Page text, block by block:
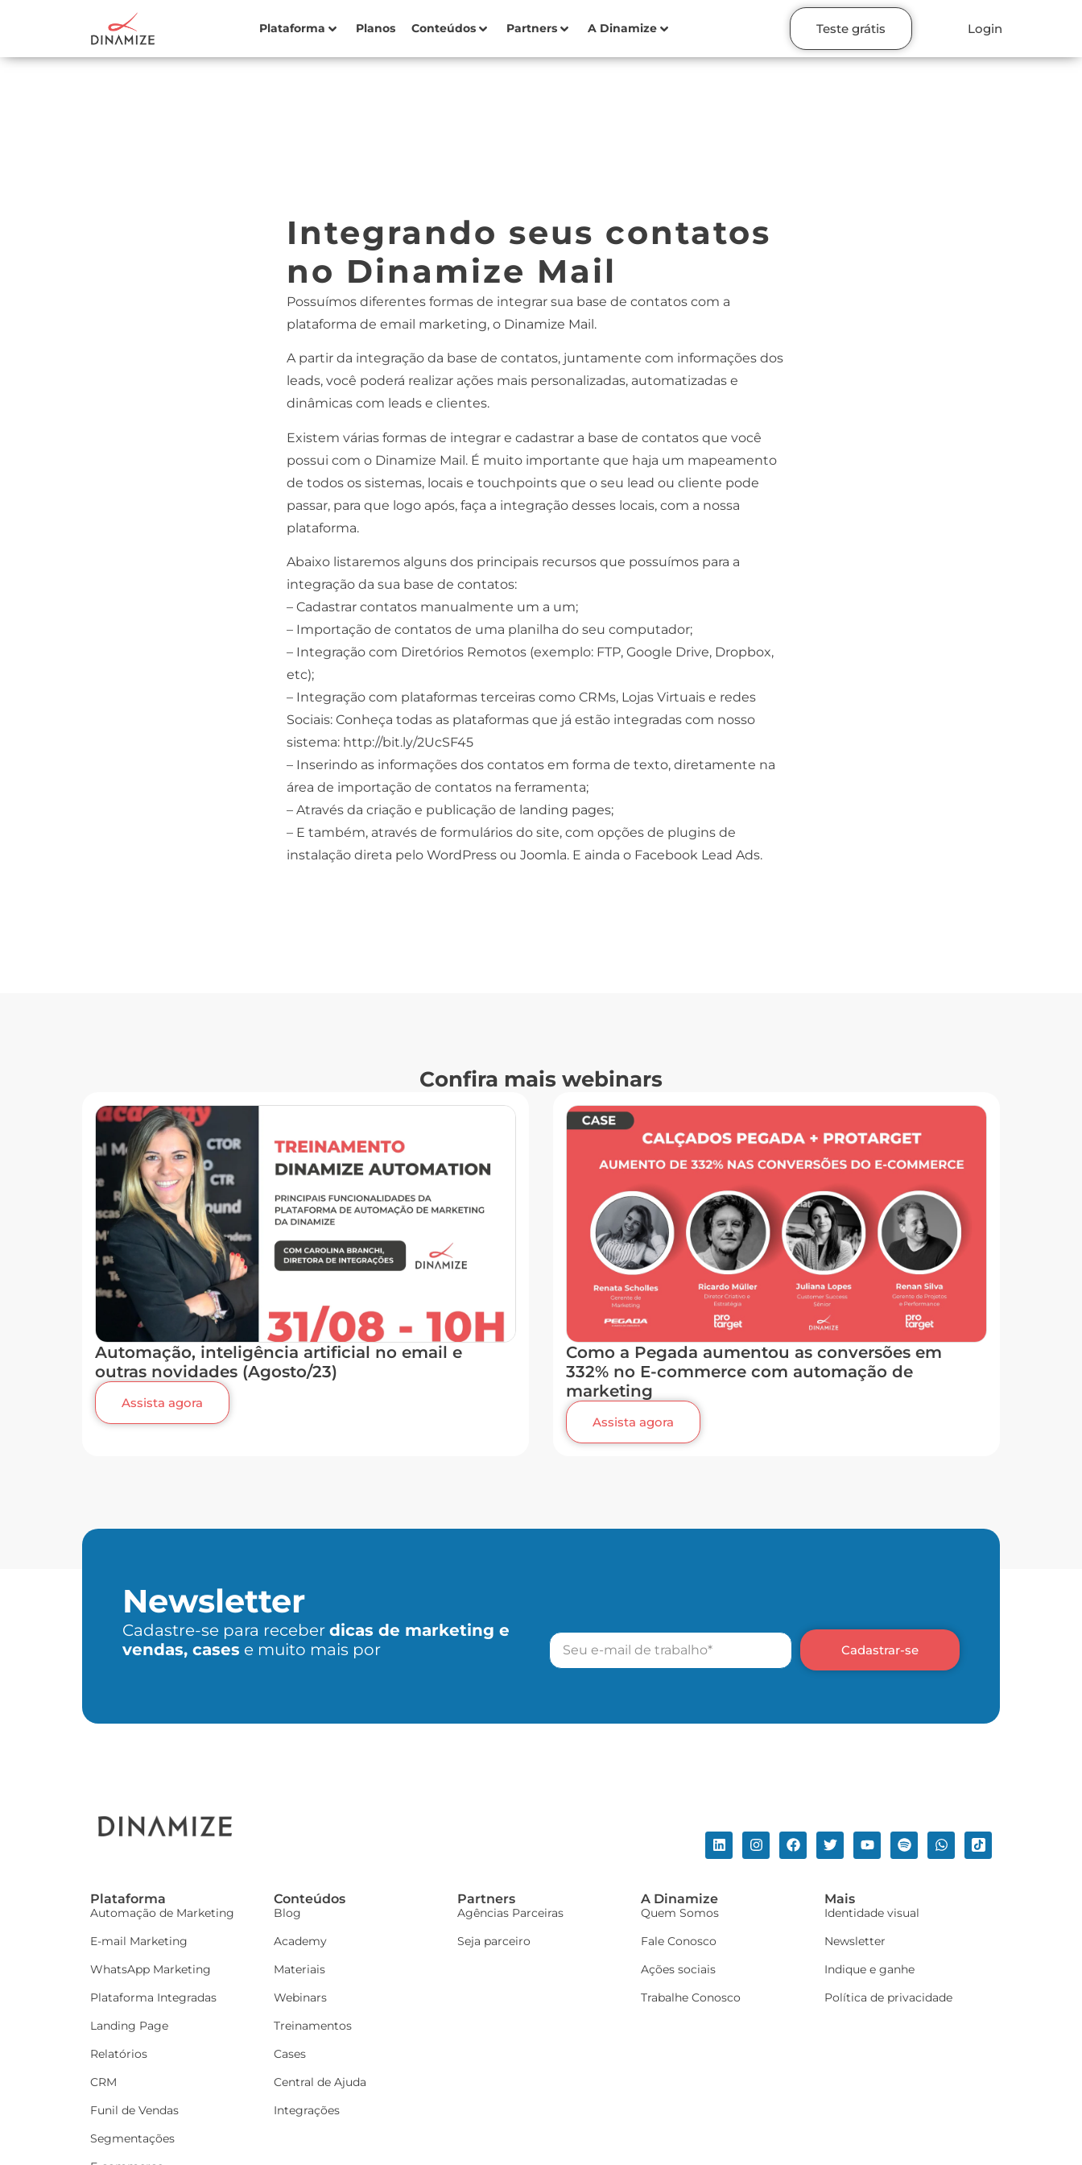
Plataforma Planos Conteúdos Partners A Dinamize Teste grátis Login
Integrando seus contatos
no Dinamize Mail
Possuímos diferentes formas de integrar sua base de contatos com a
plataforma de email marketing, o Dinamize Mail.
A partir da integração da base de contatos, juntamente com informações dos
leads, você poderá realizar ações mais personalizadas, automatizadas e
dinâmicas com leads e clientes.
Existem várias formas de integrar e cadastrar a base de contatos que você
possui com o Dinamize Mail. É muito importante que haja um mapeamento
de todos os sistemas, locais e touchpoints que o seu lead ou cliente pode
passar, para que logo após, faça a integração desses locais, com a nossa
plataforma.
Abaixo listaremos alguns dos principais recursos que possuímos para a
integração da sua base de contatos:
– Cadastrar contatos manualmente um a um;
– Importação de contatos de uma planilha do seu computador;
– Integração com Diretórios Remotos (exemplo: FTP, Google Drive, Dropbox,
etc);
– Integração com plataformas terceiras como CRMs, Lojas Virtuais e redes
Sociais: Conheça todas as plataformas que já estão integradas com nosso
sistema: http://bit.ly/2UcSF45
– Inserindo as informações dos contatos em forma de texto, diretamente na
área de importação de contatos na ferramenta;
– Através da criação e publicação de landing pages;
– E também, através de formulários do site, com opções de plugins de
instalação direta pelo WordPress ou Joomla. E ainda o Facebook Lead Ads.
Confira mais webinars
Automação, inteligência artificial no email e
outras novidades (Agosto/23)
Assista agora
Como a Pegada aumentou as conversões em
332% no E-commerce com automação de
marketing
Assista agora
Newsletter
Cadastre-se para receber dicas de marketing e
vendas, cases e muito mais por Cadastrar-se
Plataforma
Automação de Marketing
E-mail Marketing
WhatsApp Marketing
Plataforma Integradas
Landing Page
Relatórios
CRM
Funil de Vendas
Segmentações
Conteúdos
Blog
Academy
Materiais
Webinars
Treinamentos
Cases
Central de Ajuda
Integrações
Partners
Agências Parceiras
Seja parceiro
A Dinamize
Quem Somos
Fale Conosco
Ações sociais
Trabalhe Conosco
Mais
Identidade visual
Newsletter
Indique e ganhe
Política de privacidade